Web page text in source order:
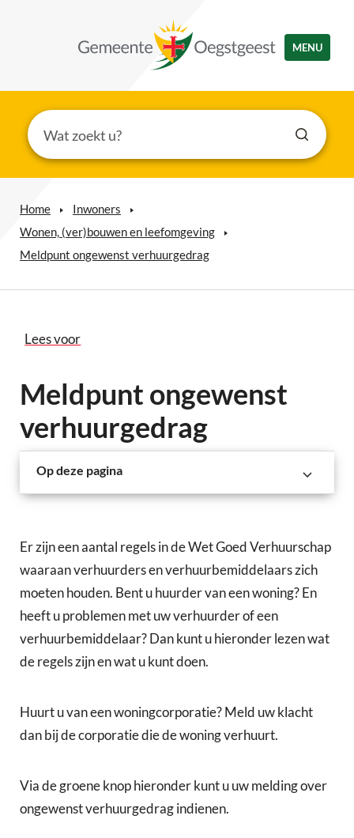
MENU
Home
Inwoners
Wonen, (ver)bouwen en leefomgeving
Meldpunt ongewenst verhuurgedrag
Lees voor
Meldpunt ongewenst
verhuurgedrag
Op deze pagina
Er zijn een aantal regels in de Wet Goed Verhuurschap
waaraan verhuurders en verhuurbemiddelaars zich
moeten houden. Bent u huurder van een woning? En
heeft u problemen met uw verhuurder of een
verhuurbemiddelaar? Dan kunt u hieronder lezen wat
de regels zijn en wat u kunt doen.
Huurt u van een woningcorporatie? Meld uw klacht
dan bij de corporatie die de woning verhuurt.
Via de groene knop hieronder kunt u uw melding over
ongewenst verhuurgedrag indienen.